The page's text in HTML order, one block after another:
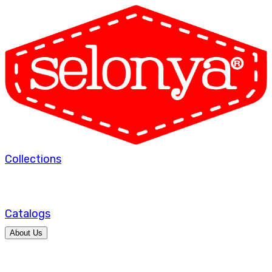
Collections
Catalogs
About Us